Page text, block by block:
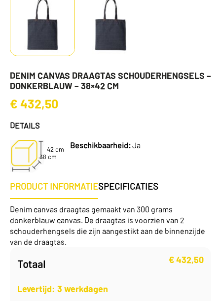
DENIM CANVAS DRAAGTAS SCHOUDERHENGSELS –
DONKERBLAUW – 38×42 CM
€ 432,50
DETAILS
42 cm
38 cm
Beschikbaarheid:Ja
PRODUCT INFORMATIESPECIFICATIES
Denim canvas draagtas gemaakt van 300 grams
donkerblauw canvas. De draagtas is voorzien van 2
schouderhengsels die zijn aangestikt aan de binnenzijde
van de draagtas.
Totaal €432,50
Levertijd: 3 werkdagen